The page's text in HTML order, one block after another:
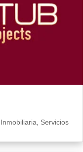
Inmobiliaria, Servicios